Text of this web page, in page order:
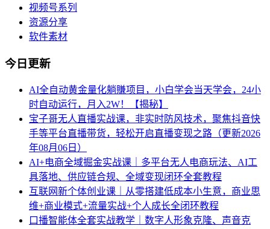
视频号系列
资源分享
软件素材
今日更新
AI全自动黄金量化躺賺项目，小白学会当天学会，24小
时自动运行，月入2W！【揭秘】
宝子哥无人直播实战课，非实时防风技术，聚焦抖音快
手等平台直播带货，轻松开启直播变现之路（更新2026
年08月06日）
AI+电商全域掘金实战课｜多平台无人电商玩法、AI工
具落地、供应链合规、全域变现闭环全套教程
互联网新个体创业课｜从零搭建低成本小生意，商业思
维+商业模式+流量实战+个人成长全闭环教程
口播智能体全套实战教学｜数字人形象克隆、声音克